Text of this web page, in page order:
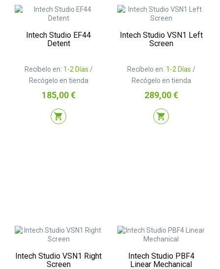
Intech Studio EF44
Detent
Recíbelo en: 1-2 Días /
Recógelo en tienda
Precio
185,00 €
shopping_cart
Intech Studio VSN1 Left
Screen
Recíbelo en: 1-2 Días /
Recógelo en tienda
Precio
289,00 €
shopping_cart
Intech Studio VSN1 Right
Screen
Intech Studio PBF4
Linear Mechanical